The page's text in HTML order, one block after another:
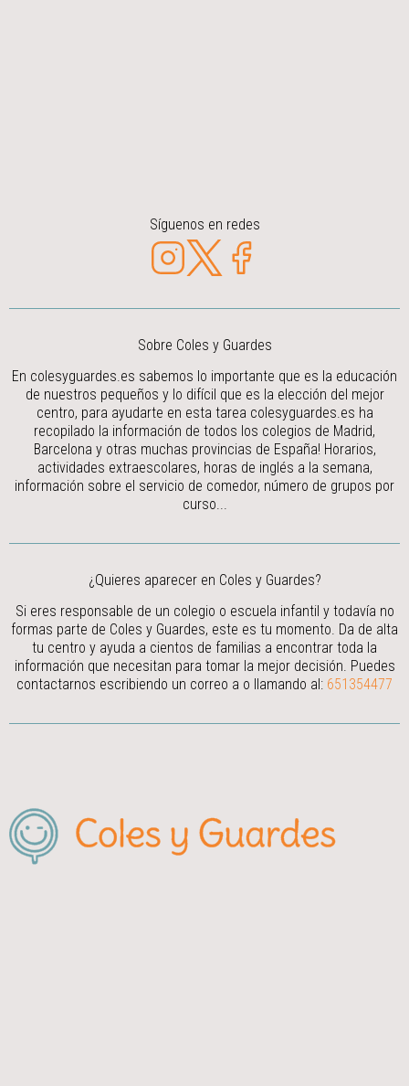
Síguenos en redes
Sobre Coles y Guardes
En colesyguardes.es sabemos lo importante que es la educación
de nuestros pequeños y lo difícil que es la elección del mejor
centro, para ayudarte en esta tarea colesyguardes.es ha
recopilado la información de todos los colegios de Madrid,
Barcelona y otras muchas provincias de España! Horarios,
actividades extraescolares, horas de inglés a la semana,
información sobre el servicio de comedor, número de grupos por
curso...
¿Quieres aparecer en Coles y Guardes?
Si eres responsable de un colegio o escuela infantil y todavía no
formas parte de Coles y Guardes, este es tu momento. Da de alta
tu centro y ayuda a cientos de familias a encontrar toda la
información que necesitan para tomar la mejor decisión. Puedes
contactarnos escribiendo un correo a o llamando al: 651354477